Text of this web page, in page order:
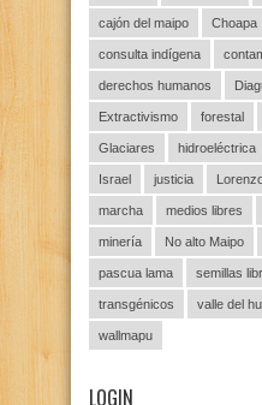
cajón del maipo Choapa
consulta indígena
derechos humanos
Extractivismo forestal
Glaciares hidroeléctrica
Israel justicia
marcha medios libres
minería No alto Maipo
pascua lama semillas
transgénicos valle del
wallmapu
LOGIN